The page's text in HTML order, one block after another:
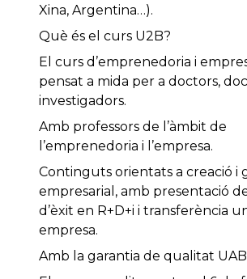
Xina, Argentina…).
Què és el curs U2B?
El curs d’emprenedoria i
pensat a mida per a doctors,
investigadors.
Amb professors de l’àmbit de
l’emprenedoria i l’empresa.
Continguts orientats a creació i
empresarial, amb presentació
d’èxit en R+D+i i transferència
empresa.
Amb la garantia de qualitat